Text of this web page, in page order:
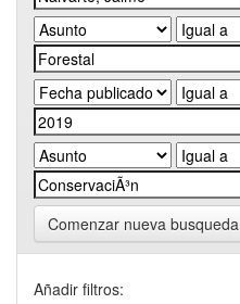
Comenzar nueva busqueda
Añadir filtros: